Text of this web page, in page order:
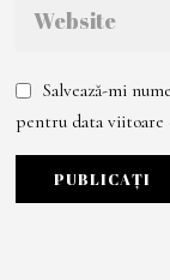
Salvează-mi
pentru data viitoare